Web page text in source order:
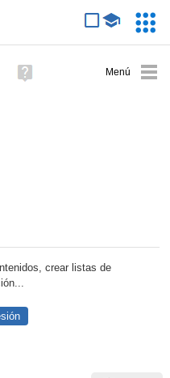
avanzada
Ayuda
(en
crear listas de